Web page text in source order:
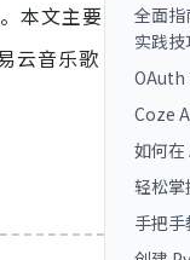
本文主要
云音乐歌
全面指
实践技
OAuth
Coze
如何在
轻松
手把